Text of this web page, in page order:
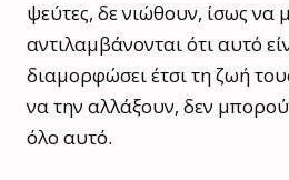
ψεύτες, δε νιώθουν, ίσως να
αντιλαμβάνονται ότι αυτό
διαμορφώσει έτσι τη ζωή
να την αλλάξουν, δεν
όλο αυτό.